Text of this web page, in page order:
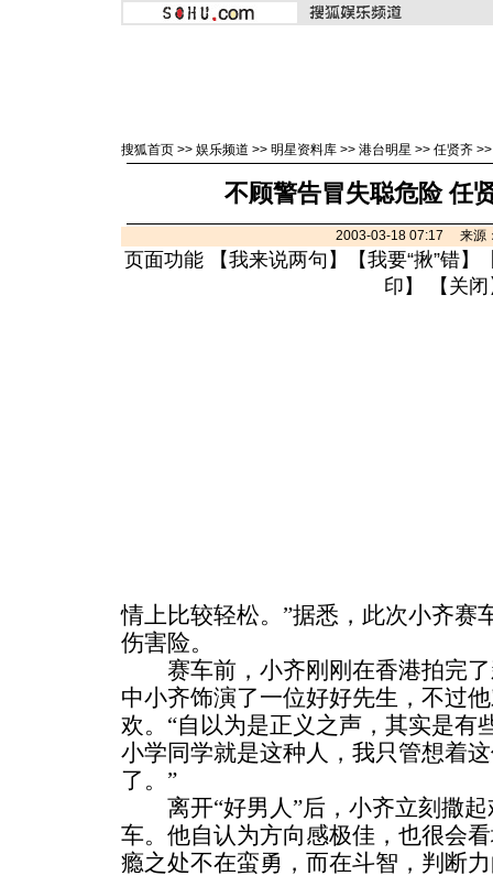
搜狐首页 >> 娱乐频道 >> 明星资料库 >> 港台明星 >> 任贤齐
不顾警告冒失聪危险 任
2003-03-18 07:17 来源
页面功能 【我来说两句 】【我要“揪”错】
印 】 【 关闭
情上比较轻松。”据悉，此次小齐赛
伤害险。
赛车前，小齐刚刚在香港拍完了
中小齐饰演了一位好好先生，不过
欢。“自以为是正义之声，其实是有
小学同学就是这种人，我只管想着
了。”
离开“好男人”后，小齐立刻撒起
车。他自认为方向感极佳，也很会
瘾之处不在蛮勇，而在斗智，判断